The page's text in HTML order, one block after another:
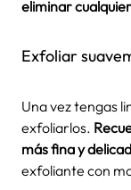
eliminar
Exfoliar
Una vez tengas
exfoliarlos.
más fina y
exfoliante con